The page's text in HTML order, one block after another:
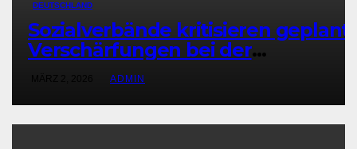
DEUTSCHLAND
Sozialverbände kritisieren
Verschärfungen bei der
Grundsicherung
ADMIN